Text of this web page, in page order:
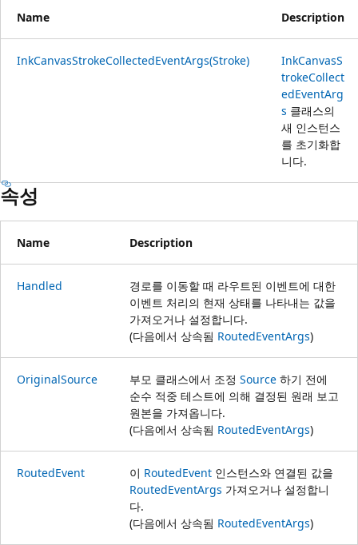
Name Description
InkCanvasStrokeCollectedEventArgs(Stroke)
InkCanvasS
trokeCollect
edEventArg
s 클래스의
새 인스턴스
를 초기화합
니다.
속성
Name Description
Handled
경로를 이동할 때 라우트된 이벤트에 대한
이벤트 처리의 현재 상태를 나타내는 값을
가져오거나 설정합니다.
(다음에서 상속됨 RoutedEventArgs)
OriginalSource 부모 클래스에서 조정 Source 하기 전에
순수 적중 테스트에 의해 결정된 원래 보고
원본을 가져옵니다.
(다음에서 상속됨 RoutedEventArgs)
RoutedEvent 이 RoutedEvent 인스턴스와 연결된 값을
RoutedEventArgs 가져오거나 설정합니
다.
(다음에서 상속됨 RoutedEventArgs)